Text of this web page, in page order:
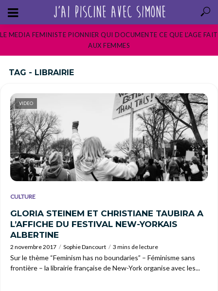
LE MEDIA FEMINISTE PIONNIER QUI DOCUMENTE CE QUE L’AGE FAIT
AUX FEMMES
TAG - LIBRAIRIE
VIDEO
CULTURE
GLORIA STEINEM ET CHRISTIANE TAUBIRA A
L’AFFICHE DU FESTIVAL NEW-YORKAIS
ALBERTINE
2 novembre 2017 Sophie Dancourt 3 mins de lecture
Sur le thème “Feminism has no boundaries” – Féminisme sans
frontière – la librairie française de New-York organise avec les...